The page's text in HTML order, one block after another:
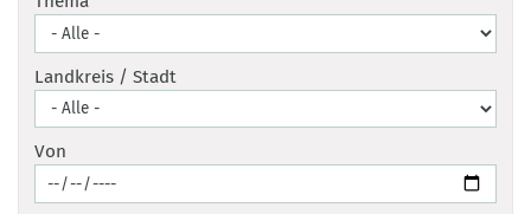
Landkreis / Stadt
Von